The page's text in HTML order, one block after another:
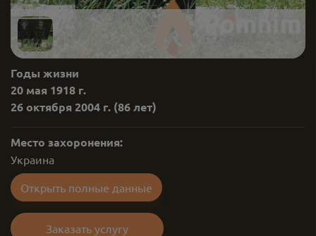
Годы жизни
20 мая 1918 г.
26 октября 2004 г. (86 лет)
Место захоронения:
Украина
Открыть полные данные
Заказать услугу